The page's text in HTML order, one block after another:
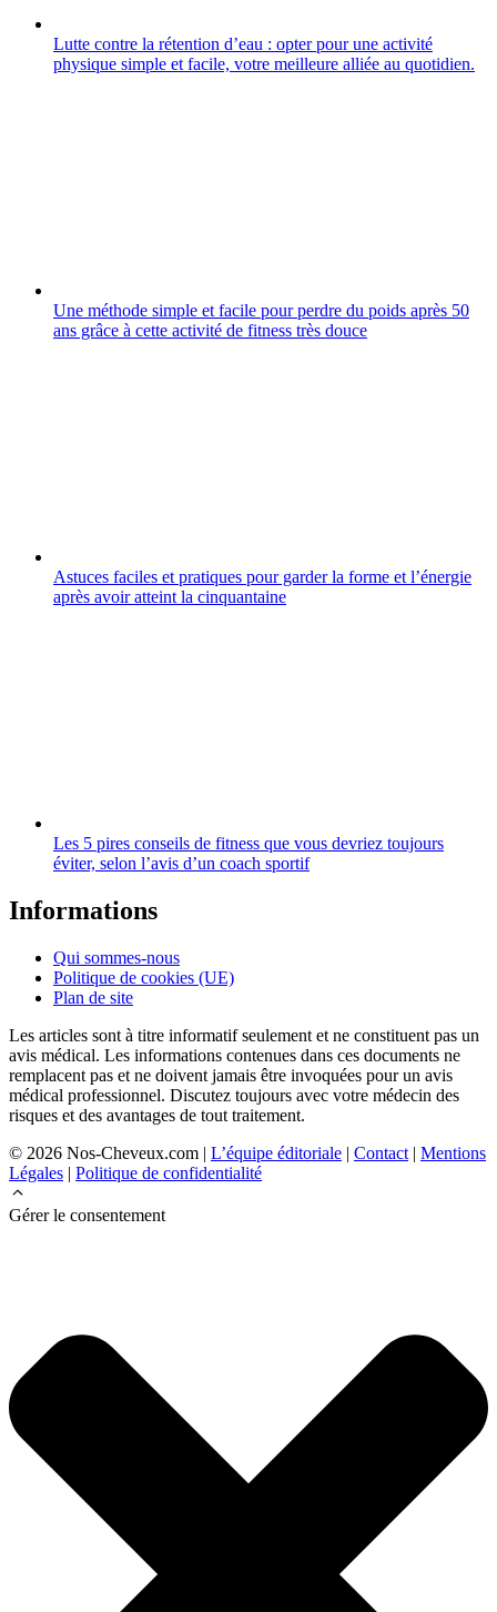
Lutte contre la rétention d’eau : opter pour une activité
physique simple et facile, votre meilleure alliée au quotidien.
Une méthode simple et facile pour perdre du poids après 50
ans grâce à cette activité de fitness très douce
Astuces faciles et pratiques pour garder la forme et l’énergie
après avoir atteint la cinquantaine
Les 5 pires conseils de fitness que vous devriez toujours
éviter, selon l’avis d’un coach sportif
Informations
Qui sommes-nous
Politique de cookies (UE)
Plan de site
Les articles sont à titre informatif seulement et ne constituent pas un
avis médical. Les informations contenues dans ces documents ne
remplacent pas et ne doivent jamais être invoquées pour un avis
médical professionnel. Discutez toujours avec votre médecin des
risques et des avantages de tout traitement.
© 2026 Nos-Cheveux.com | L’équipe éditoriale | Contact | Mentions
Légales | Politique de confidentialité
Gérer le consentement